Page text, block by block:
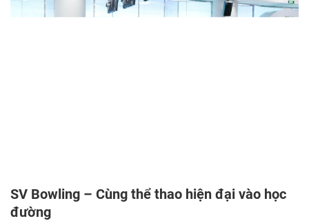
SV Bowling – Cùng thể thao hiện đại vào học
đường